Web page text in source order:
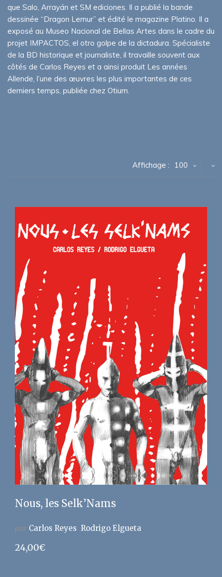
que Salo, Arrayán et SM ediciones. Il a publié la bande
dessinée “Dragon Lemur” et édité le magazine Platino. Il a
exposé au Museo Nacional de Bellas Artes dans le cadre du
projet IMPACTOS, el otro golpe de la dictadura. Spécialiste
de la BD historique et journaliste, il travaille souvent aux
côtés de Carlos Reyes et a ainsi produit Les années
Allende, l’une des œuvres les plus importantes de ces
derniers temps, publiée chez Otium.
Affichage : 100
Nous, les Selk’Nams
par Carlos Reyes Rodrigo Elgueta
24,00€